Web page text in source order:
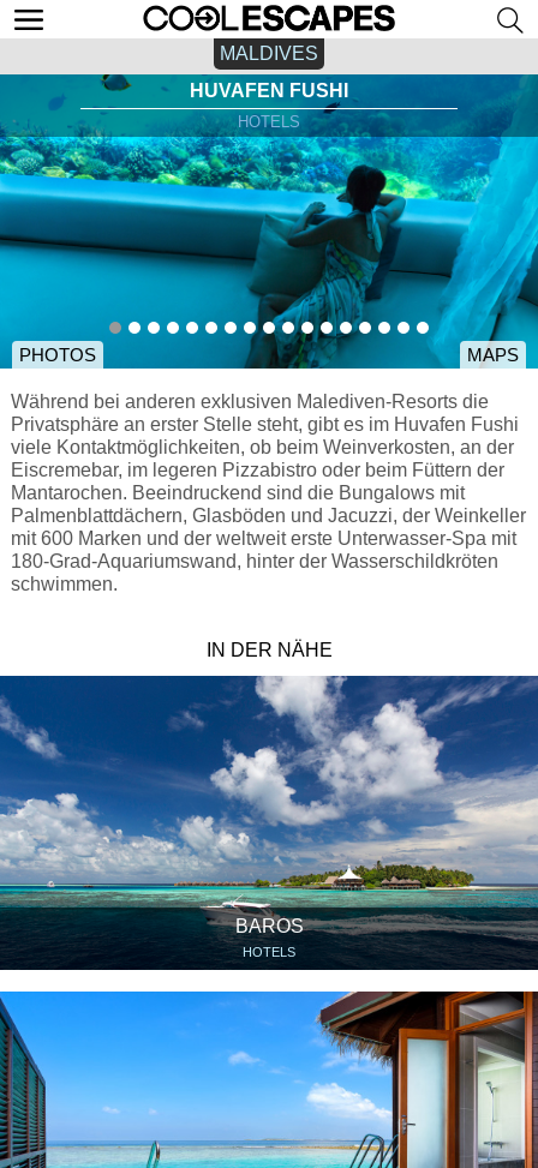
MALDIVES
HUVAFEN FUSHI
HOTELS
PHOTOS MAPS
Während bei anderen exklusiven Malediven-Resorts die
Privatsphäre an erster Stelle steht, gibt es im Huvafen Fushi
viele Kontaktmöglichkeiten, ob beim Weinverkosten, an der
Eiscremebar, im legeren Pizzabistro oder beim Füttern der
Mantarochen. Beeindruckend sind die Bungalows mit
Palmenblattdächern, Glasböden und Jacuzzi, der Weinkeller
mit 600 Marken und der weltweit erste Unterwasser-Spa mit
180-Grad-Aquariumswand, hinter der Wasserschildkröten
schwimmen.
IN DER NÄHE
BAROS
HOTELS